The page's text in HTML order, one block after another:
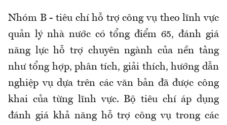
Nhóm B - tiêu chí hỗ trợ công vụ theo lĩnh vực
quản lý nhà nước có tổng điểm 65, đánh giá
năng lực hỗ trợ chuyên ngành của nền tảng
như tổng hợp, phân tích, giải thích, hướng dẫn
nghiệp vụ dựa trên các văn bản đã được công
khai của từng lĩnh vực. Bộ tiêu chí áp dụng
đánh giá khả năng hỗ trợ công vụ trong các